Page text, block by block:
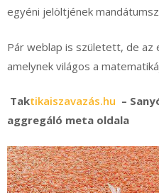
egyéni jelöltjének
Pár weblap is született, de az
amelynek világos a
Taktikaiszavazás.hu –
aggregáló meta oldala